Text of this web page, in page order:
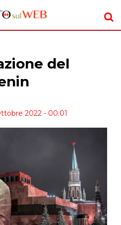
del
2022 - 00:01